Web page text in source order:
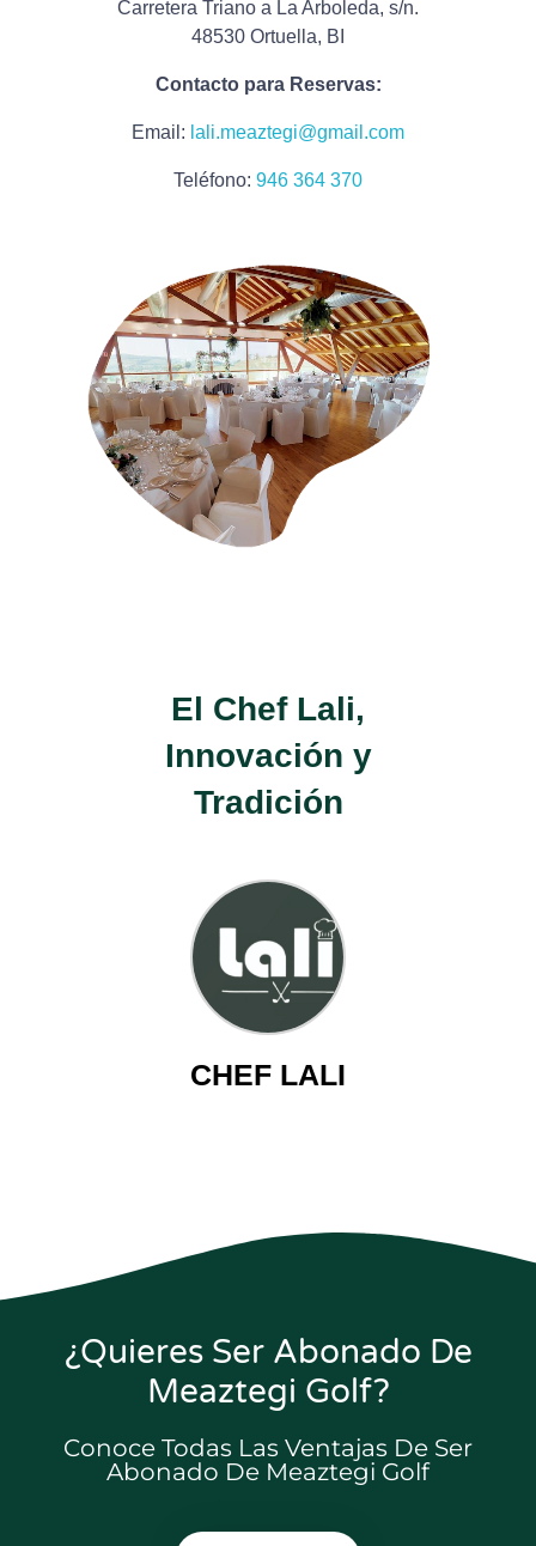
Carretera Triano a La Arboleda, s/n.
48530 Ortuella, BI
Contacto para Reservas:
Email: lali.meaztegi@gmail.com
Teléfono: 946 364 370
El Chef Lali,
Innovación y
Tradición
CHEF LALI
¿Quieres Ser Abonado De
Meaztegi Golf?
Conoce Todas Las Ventajas De Ser
Abonado De Meaztegi Golf